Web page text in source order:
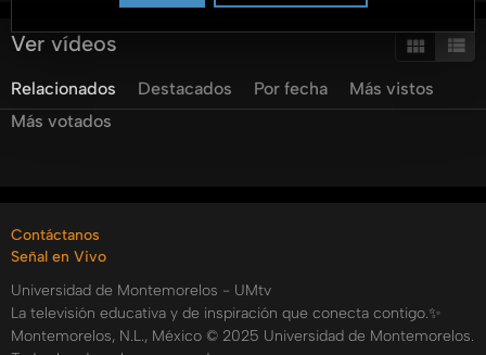
ubicado en la provincia de Azangaro, departamento de
Puno Perú, a más de 3950 msnm. Contiene un importante
espacial de los troncos fosilizados en Kakenkorani? ¿Se
pueden visualizar los anillos en los troncos fosilizados?
Investigación y Recursos en Geociencia en la Universidad
Peruana Unión, en Ñaña, Lima, Perú.
Ver vídeos
Relacionados Destacados Por fecha
Más vistos
Más votados
Contáctanos
Señal en Vivo
Universidad de Montemorelos - UMtv
La televisión educativa y de inspiración que conecta contigo.✨
Montemorelos, N.L., México © 2025 Universidad de Montemorelos.